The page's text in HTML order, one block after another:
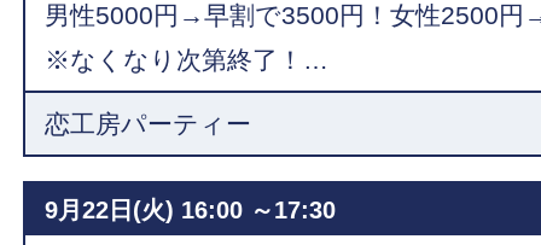
男性5000円→早割で3500円！女性2500円
※なくなり次第終了！…
恋工房パーティー
9月22日(火) 16:00 ～17:30